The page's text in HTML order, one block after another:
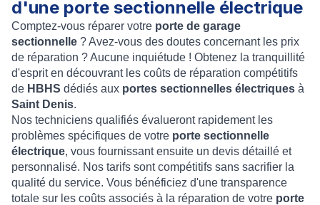
d'une porte sectionnelle électrique
Comptez-vous réparer votre porte de garage
sectionnelle ? Avez-vous des doutes concernant les prix
de réparation ? Aucune inquiétude ! Obtenez la tranquillité
d'esprit en découvrant les coûts de réparation compétitifs
de HBHS dédiés aux portes sectionnelles électriques à
Saint Denis.
Nos techniciens qualifiés évalueront rapidement les
problèmes spécifiques de votre porte sectionnelle
électrique, vous fournissant ensuite un devis détaillé et
personnalisé. Nos tarifs sont compétitifs sans sacrifier la
qualité du service. Vous bénéficiez d'une transparence
totale sur les coûts associés à la réparation de votre porte